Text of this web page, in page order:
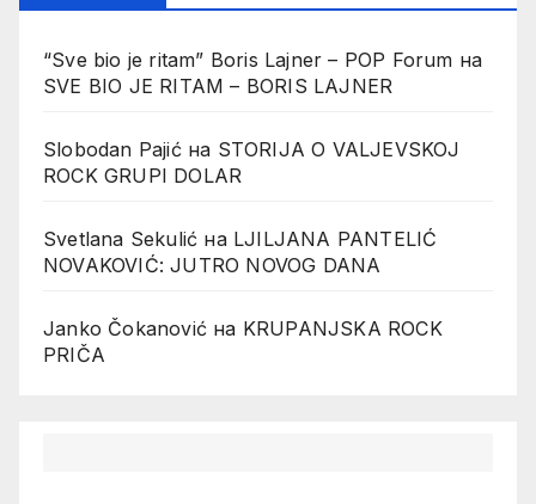
“Sve bio je ritam” Boris Lajner – POP Forum на
SVE BIO JE RITAM – BORIS LAJNER
Slobodan Pajićна STORIJA O VALJEVSKOJ
ROCK GRUPI DOLAR
Svetlana Sekulić на LJILJANA PANTELIĆ
NOVAKOVIĆ: JUTRO NOVOG DANA
Janko Čokanović на KRUPANJSKA ROCK
PRIČA